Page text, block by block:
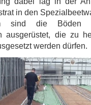
in den
sind die Böden
ausgerüstet, die zu
werden dürfen.